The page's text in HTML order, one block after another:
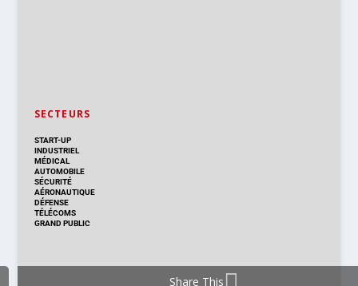
SECTEURS
START-UP
INDUSTRIEL
MÉDICAL
AUTOMOBILE
SÉCURITÉ
AÉRONAUTIQUE
DÉFENSE
TÉLÉCOMS
GRAND PUBLIC
Share This